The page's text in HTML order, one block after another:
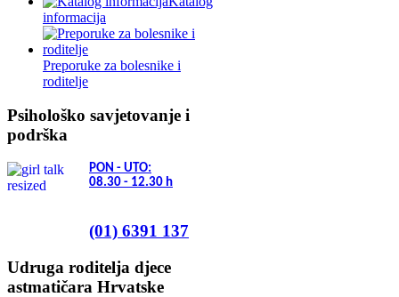
informacija
Preporuke za bolesnike i
roditelje
Psihološko savjetovanje i
podrška
PON - UTO:
08.30 - 12.30 h
(01) 6391 137
Udruga roditelja djece
astmatičara Hrvatske